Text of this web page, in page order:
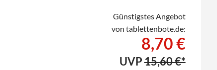
Günstigstes Angebot
von tablettenbote.de:
8,70 €
UVP15,60 €*